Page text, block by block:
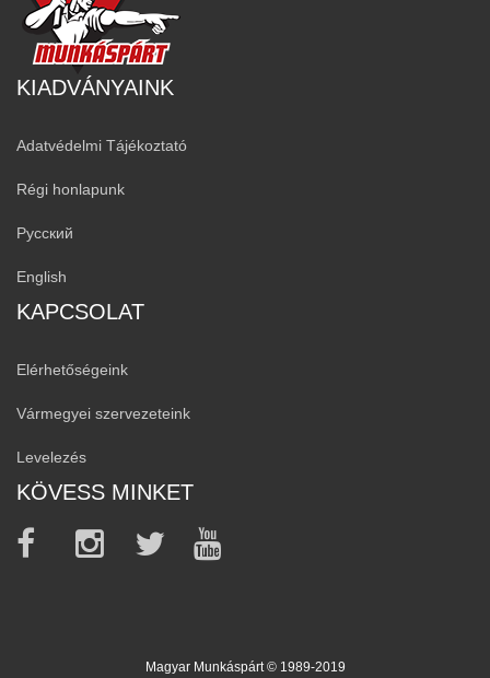
KIADVÁNYAINK
Adatvédelmi Tájékoztató
Régi honlapunk
Русский
English
KAPCSOLAT
Elérhetőségeink
Vármegyei szervezeteink
Levelezés
KÖVESS MINKET
Magyar Munkáspárt © 1989-2019